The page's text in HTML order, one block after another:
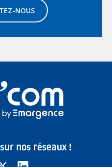
NOUS
nos réseaux !